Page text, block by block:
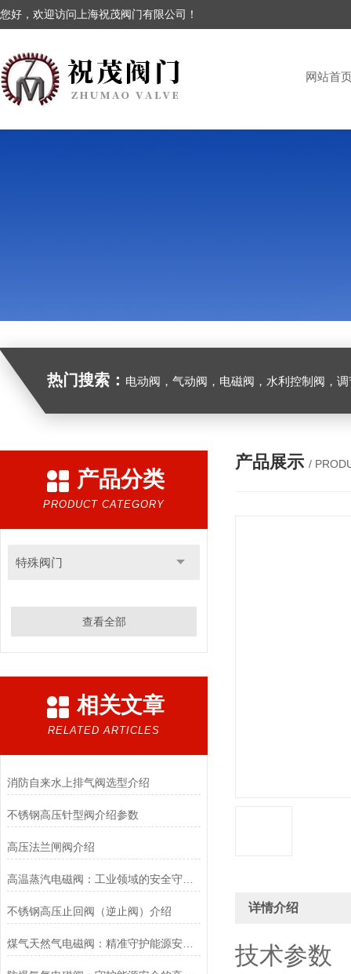
您好，欢迎访问上海祝茂阀门有限公司！
网站首
热门搜索： 电动阀，气动阀，电磁阀，水利控制阀，调节
产品分类
PRODUCT CATEGORY
特殊阀门
查看全部
相关文章
RELATED ARTICLES
消防自来水上排气阀选型介绍
不锈钢高压针型阀介绍参数
高压法兰闸阀介绍
不锈钢高压止回阀（逆止阀）介绍
煤气天然气电磁阀：精准守护能源安全的“调控卫士”
产品展示 /
详情介绍
技术参数